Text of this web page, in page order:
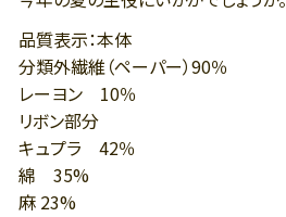
品質表示：本体
分類外繊維（ペーパー）90％
レーヨン 10％
リボン部分
キュプラ 42％
綿 35%
麻 23%